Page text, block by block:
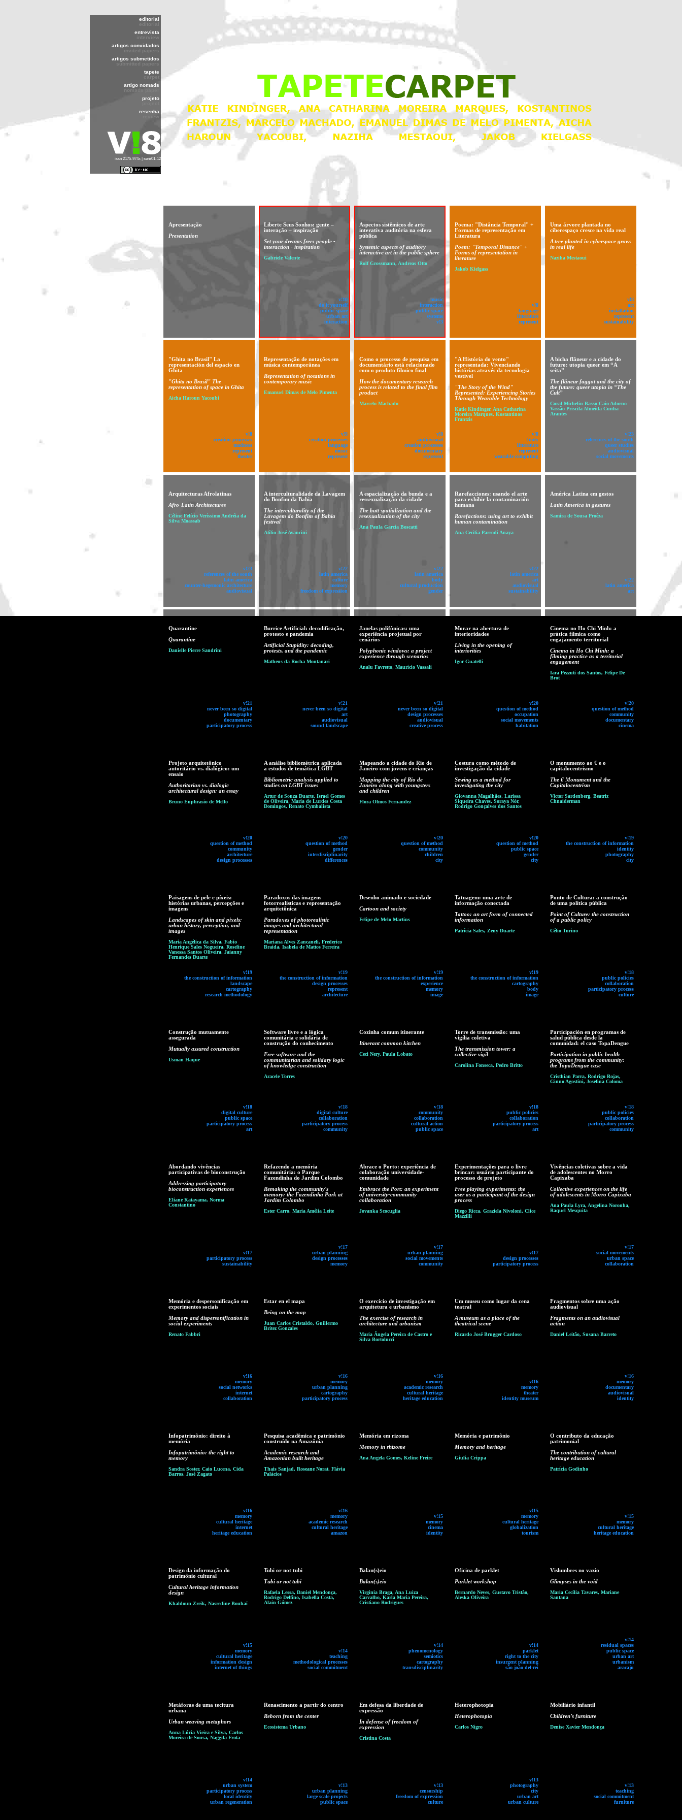
editorial
editorial
entrevista
interview
artigos convidados
invited papers
artigos submetidos
submitted papers
tapete
carpet
artigo nomads
nomads paper
projeto
resenha
issn 2175-974x | sem01-12
Apresentação
Presentation
Liberte Seus Sonhos: gente –
interação – inspiração
Set your dreams free: people -
interaction - inspiration
Gabriele Valente
v!10
do it yourself
public space
urban art
interaction
Aspectos sistêmicos de arte
interativa auditória na esfera
pública
Systemic aspects of auditory
interactive art in the public sphere
Rolf Grossmann, Andreas Otto
music
interaction
public space
systems
v!3
Poema: "Distância Temporal" +
Formas de representação em
Literatura
Poem: "Temporal Distance" +
Forms of representation in
literature
Jakob Kielgass
v!8
language
litterature
represent
Uma árvore plantada no
ciberespaço cresce na vida real
A tree planted in cyberspace grows
in real life
Naziha Mestaoui
v!8
art
installation
represent
sustainability
"Ghita no Brasil" La
representación del espacio en
Ghita
"Ghita no Brasil" The
representation of space in Ghita
Aicha Haroun Yacoubi
v!8
creation processes
madness
represent
theater
Representação de notações em
música contemporânea
Representation of notations in
contemporary music
Emanuel Dimas de Melo Pimenta
v!8
creation processes
language
music
represent
Como o processo de pesquisa em
documentário está relacionado
com o produto filmico final
How the documentary research
process is related to the final film
product
Marcelo Machado
v!8
audiovisual
creation processes
documentary
represent
"A História do vento"
representada: Vivenciando
histórias através da tecnologia
vestível
"The Story of the Wind"
Represented: Experiencing Stories
Through Wearable Technology
Katie Kindinger, Ana Catharina
Moreira Marques, Kostantinos
Frantzis
v!8
body
litterature
represent
wearable computing
A bicha flâneur e a cidade do
futuro: utopia queer em “A
seita”
The flâneur faggot and the city of
the future: queer utopia in “The
Cult”
Coral Michelin Basso Caio Adorno
Vassão Priscila Almeida Cunha
Arantes
v!23
references of the south
queer studies
audiovisual
social movements
Arquitecturas Afrolatinas
Afro-Latin Architectures
Céline Felício Veríssimo Andréia da
Silva Moassab
v!23
references of the south
latin america
counter-hegemonic architecture
audiovisual
A interculturalidade da Lavagem
do Bonfim da Bahia
The interculturality of the
Lavagem do Bonfim of Bahia
festival
Atílio José Avancini
v!22
latin america
culture
memory
freedom of expression
A espacialização da bunda e a
ressexualização da cidade
The butt spatialization and the
resexualization of the city
Ana Paula Garcia Boscatti
v!22
latin america
body
cultural production
gender
Rarefacciones: usando el arte
para exhibir la contaminación
humana
Rarefactions: using art to exhibit
human contamination
Ana Cecilia Parrodi Anaya
v!22
latin america
art
audiovisual
sustainability
América Latina em gestos
Latin America in gestures
Samira de Sousa Proêza
v!22
latin america
art
Quarantine
Quarantine
Danielle Pierre Sandrini
v!21
never been so digital
photography
documentary
participatory process
Burrice Artificial: decodificação,
protesto e pandemia
Artificial Stupidity: decoding,
protests, and the pandemic
Matheus da Rocha Montanari
v!21
never been so digital
art
audiovisual
sound landscape
Janelas polifônicas: uma
experiência projetual por
cenários
Polyphonic windows: a project
experience through scenarios
Analu Favretto, Maurício Vassali
v!21
never been so digital
design processes
audiovisual
creative process
Morar na abertura de
interioridades
Living in the opening of
interiorities
Igor Guatelli
v!20
question of method
occupation
social movements
habitation
Cinema no Ho Chi Minh: a
prática fílmica como
engajamento territorial
Cinema in Ho Chi Minh: a
filming practice as a territorial
engagement
Iara Pezzuti dos Santos, Felipe De
Brot
v!20
question of method
community
documentary
cinema
Projeto arquitetônico
autoritário vs. dialógico: um
ensaio
Authoritarian vs. dialogic
architectural design: an essay
Bruno Euphrasio de Mello
v!20
question of method
community
architecture
design processes
A análise bibliométrica aplicada
a estudos de temática LGBT
Bibliometric analysis applied to
studies on LGBT issues
Artur de Souza Duarte, Israel Gomes
de Oliveira, Maria de Lurdes Costa
Domingos, Renato Cymbalista
v!20
question of method
gender
interdisciplinarity
differences
Mapeando a cidade do Rio de
Janeiro com jovens e crianças
Mapping the city of Rio de
Janeiro along with youngsters
and children
Flora Olmos Fernandez
v!20
question of method
community
children
city
Costura como método de
investigação da cidade
Sewing as a method for
investigating the city
Giovanna Magalhães, Larissa
Siqueira Chaves, Soraya Nór,
Rodrigo Gonçalves dos Santos
v!20
question of method
public space
gender
city
O monumento ao € e o
capitalocentrismo
The € Monument and the
Capitalocentrism
Victor Sardenberg, Beatriz
Chnaiderman
v!19
the construction of information
identity
photography
city
Paisagens de pele e píxeis:
histórias urbanas, percepções e
imagens
Landscapes of skin and pixels:
urban history, perception, and
images
Maria Angélica da Silva, Fabio
Henrique Sales Nogueira, Roseline
Vanessa Santos Oliveira, Jaianny
Fernandes Duarte
v!19
the construction of information
landscape
cartography
research methodology
Paradoxos das imagens
fotorrealísticas e representação
arquitetônica
Paradoxes of photorealistic
images and architectural
representation
Mariana Alves Zancaneli, Frederico
Braida, Isabela de Mattos Ferreira
v!19
the construction of information
design processes
represent
architecture
Desenho animado e sociedade
Cartoon and society
Felipe de Melo Martins
v!19
the construction of information
experience
memory
image
Tatuagem: uma arte de
informação conectada
Tattoo: an art form of connected
information
Patrícia Sales, Zeny Duarte
v!19
the construction of information
cartography
body
image
Ponto de Cultura: a construção
de uma política pública
Point of Culture: the construction
of a public policy
Célio Turino
v!18
public policies
collaboration
participatory process
culture
Construção mutuamente
assegurada
Mutually assured construction
Usman Haque
v!18
digital culture
public space
participatory process
art
Software livre e a lógica
comunitária e solidária de
construção do conhecimento
Free software and the
communitarian and solidary logic
of knowledge construction
Aracele Torres
v!18
digital culture
collaboration
participatory process
community
Cozinha comum itinerante
Itinerant common kitchen
Ceci Nery, Paula Lobato
v!18
community
collaboration
cultural action
public space
Torre de transmissão: uma
vigília coletiva
The transmission tower: a
collective vigil
Carolina Fonseca, Pedro Britto
v!18
public policies
collaboration
participatory process
art
Participación en programas de
salud pública desde la
comunidad: el caso TopaDengue
Participation in public health
programs from the community:
the TopaDengue case
Cristhian Parra, Rodrigo Rojas,
Ginno Agostini, Josefina Coloma
v!18
public policies
collaboration
participatory process
community
Abordando vivências
participativas de bioconstrução
Addressing participatory
bioconstruction experiences
Eliane Katayama, Norma
Constantino
v!17
participatory process
sustainability
Refazendo a memória
comunitária: o Parque
Fazendinha do Jardim Colombo
Remaking the community's
memory: the Fazendinha Park at
Jardim Colombo
Ester Carro, Maria Amélia Leite
v!17
urban planning
design processes
memory
Abrace o Porto: experiência de
colaboração universidade-
comunidade
Embrace the Port: an experiment
of university-community
collaboration
Jovanka Scocuglia
v!17
urban planning
social movements
community
Experimentações para o livre
brincar: usuário participante do
processo de projeto
Free playing experiments: the
user as a participant of the design
process
Diego Ricca, Graziela Nivoloni, Clice
Mazzilli
v!17
design processes
participatory process
Vivências coletivas sobre a vida
de adolescentes no Morro
Capixaba
Collective experiences on the life
of adolescents in Morro Capixaba
Ana Paula Lyra, Angelina Noronha,
Raquel Mesquita
v!17
social movements
urban space
collaboration
Memória e despersonificação em
experimentos sociais
Memory and dispersonification in
social experiments
Renato Fabbri
v!16
memory
social networks
internet
collaboration
Estar en el mapa
Being on the map
Juan Carlos Cristaldo, Guillermo
Britez Gonzales
v!16
memory
urban planning
cartography
participatory process
O exercício de investigação em
arquitetura e urbanismo
The exercise of research in
architecture and urbanism
Maria Ângela Pereira de Castro e
Silva Bortolucci
v!16
memory
academic research
cultural heritage
heritage education
Um museu como lugar da cena
teatral
A museum as a place of the
theatrical scene
Ricardo José Brugger Cardoso
v!16
memory
theater
identity museum
Fragmentos sobre uma ação
audiovisual
Fragments on an audiovisual
action
Daniel Leitão, Susana Barreto
v!16
memory
documentary
audiovisual
identity
Infopatrimônio: direito à
memória
Infopatrimônio: the right to
memory
Sandra Soster, Caio Lucena, Cida
Barros, José Zagato
v!16
memory
cultural heritage
internet
heritage education
Pesquisa acadêmica e patrimônio
construído na Amazônia
Academic research and
Amazonian built heritage
Thais Sanjad, Roseane Norat, Flávia
Palácios
v!16
memory
academic research
cultural heritage
amazon
Memória em rizoma
Memory in rhizome
Ana Angela Gomes, Keline Freire
v!15
memory
cinema
identity
Memória e patrimônio
Memory and heritage
Giulia Crippa
v!15
memory
cultural heritage
globalization
tourism
O contributo da educação
patrimonial
The contribution of cultural
heritage education
Patrícia Godinho
v!15
memory
cultural heritage
heritage education
Design da informação do
patrimônio cultural
Cultural heritage information
design
Khaldoun Zreik, Nasredine Bouhaï
v!15
memory
cultural heritage
information design
internet of things
Tubi or not tubi
Tubi or not tubi
Rafaela Lessa, Daniel Mendonça,
Rodrigo Delfino, Isabella Costa,
Alain Gómez
v!14
teaching
methodological processes
social commitment
Balan(s)eio
Balan(s)eio
Virginia Braga, Ana Luiza
Carvalho, Karla Maria Pereira,
Cristiano Rodrigues
v!14
phenomenology
semiotics
cartography
transdisciplinarity
Oficina de parklet
Parklet workshop
Bernardo Neves, Gustavo Tristão,
Aleska Oliveira
v!14
parklet
right to the city
insurgent planning
são joão del-rei
Vislumbres no vazio
Glimpses in the void
Maria Cecília Tavares, Mariane
Santana
v!14
residual spaces
public space
urban art
urbanism
aracaju
Metáforas de uma tecitura
urbana
Urban weaving metaphors
Anna Lúcia Vieira e Silva, Carlos
Moreira de Sousa, Naggila Frota
v!14
urban system
participatory process
local identity
urban regeneration
Renascimento a partir do centro
Reborn from the center
Ecosistema Urbano
v!13
urban planning
large scale projects
public space
Em defesa da liberdade de
expressão
In defense of freedom of
expression
Cristina Costa
v!13
censorship
freedom of expression
culture
Heterophotopia
Heterophotopia
Carlos Nigro
v!13
photography
city
urban art
urban culture
Mobiliário infantil
Children’s furniture
Denise Xavier Mendonça
v!13
teaching
social commitment
furniture